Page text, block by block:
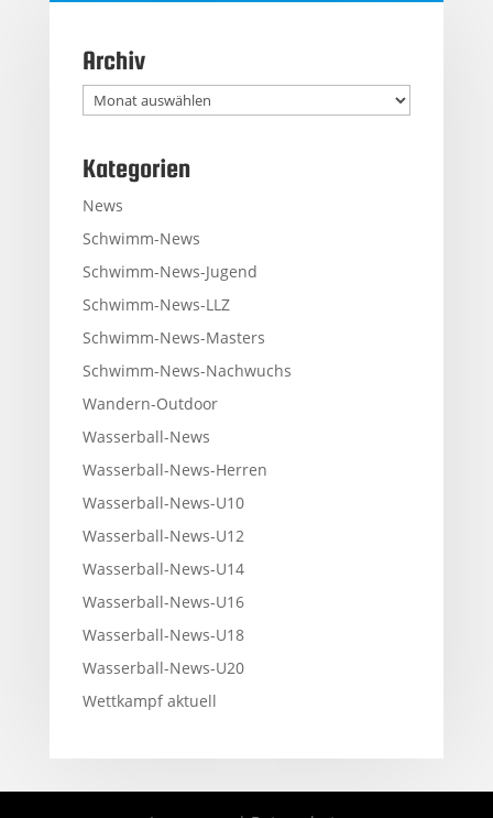
Archiv
Archiv
Kategorien
News
Schwimm-News
Schwimm-News-Jugend
Schwimm-News-LLZ
Schwimm-News-Masters
Schwimm-News-Nachwuchs
Wandern-Outdoor
Wasserball-News
Wasserball-News-Herren
Wasserball-News-U10
Wasserball-News-U12
Wasserball-News-U14
Wasserball-News-U16
Wasserball-News-U18
Wasserball-News-U20
Wettkampf aktuell